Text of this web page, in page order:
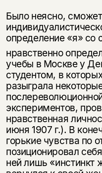
Было неясно,
определение «я»
нравственно
учебы в Москве у
студентом, в
разыграла
экспериментов,
нравственная
июня 1907 г.). В
горькие чувства по
позиционировал
ней лишь